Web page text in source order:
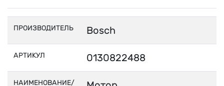
ПРОИЗВОДИТЕЛЬ Bosch
АРТИКУЛ 0130822488
НАИМЕНОВАНИЕ/